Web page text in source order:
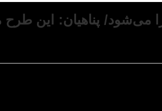
می‌شود/ پناهیان: این